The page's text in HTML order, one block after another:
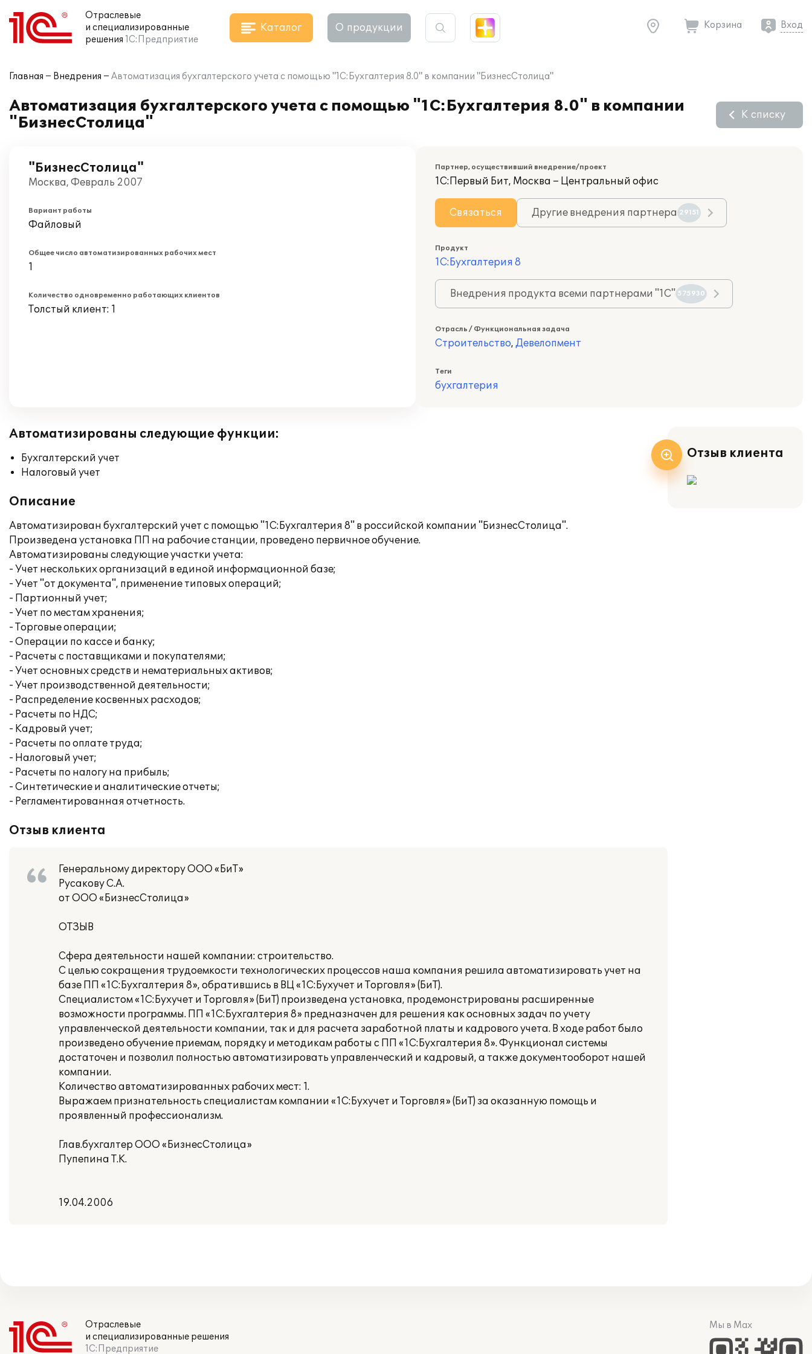
Отраслевые
и специализированные
решения 1С:Предприятие
Каталог О продукции Корзина Вход
Главная Внедрения Автоматизация бухгалтерского учета с помощью "1С:Бухгалтерия 8.0" в компании "БизнесСтолица"
Автоматизация бухгалтерского учета с помощью "1С:Бухгалтерия 8.0" в компании
"БизнесСтолица"
К списку
"БизнесСтолица"
Москва, Февраль 2007
Вариант работы
Файловый
Общее число автоматизированных рабочих мест
1
Количество одновременно работающих клиентов
Толстый клиент: 1
Партнер, осуществивший внедрение/проект
1С:Первый Бит, Москва – Центральный офис
Связаться Другие внедрения партнера 29151
Продукт
1С:Бухгалтерия 8
Внедрения продукта всеми партнерами "1С" 575930
Отрасль / Функциональная задача
Строительство, Девелопмент
Теги
бухгалтерия
Автоматизированы следующие функции:
Бухгалтерский учет
Налоговый учет
Описание
Автоматизирован бухгалтерский учет с помощью "1С:Бухгалтерия 8" в российской компании "БизнесСтолица".
Произведена установка ПП на рабочие станции, проведено первичное обучение.
Автоматизированы следующие участки учета:
- Учет нескольких организаций в единой информационной базе;
- Учет "от документа", применение типовых операций;
- Партионный учет;
- Учет по местам хранения;
- Торговые операции;
- Операции по кассе и банку;
- Расчеты с поставщиками и покупателями;
- Учет основных средств и нематериальных активов;
- Учет производственной деятельности;
- Распределение косвенных расходов;
- Расчеты по НДС;
- Кадровый учет;
- Расчеты по оплате труда;
- Налоговый учет;
- Расчеты по налогу на прибыль;
- Синтетические и аналитические отчеты;
- Регламентированная отчетность.
Отзыв клиента
Генеральному директору ООО «БиТ»
Русакову С.А.
от ООО «БизнесСтолица»
ОТЗЫВ
Сфера деятельности нашей компании: строительство.
С целью сокращения трудоемкости технологических процессов наша компания решила автоматизировать учет на
базе ПП «1С:Бухгалтерия 8», обратившись в ВЦ «1С:Бухучет и Торговля» (БиТ).
Специалистом «1С:Бухучет и Торговля» (БиТ) произведена установка, продемонстрированы расширенные
возможности программы. ПП «1С:Бухгалтерия 8» предназначен для решения как основных задач по учету
управленческой деятельности компании, так и для расчета заработной платы и кадрового учета. В ходе работ было
произведено обучение приемам, порядку и методикам работы с ПП «1С:Бухгалтерия 8». Функционал системы
достаточен и позволил полностью автоматизировать управленческий и кадровый, а также документооборот нашей
компании.
Количество автоматизированных рабочих мест: 1.
Выражаем признательность специалистам компании «1С:Бухучет и Торговля» (БиТ) за оказанную помощь и
проявленный профессионализм.
Глав.бухгалтер ООО «БизнесСтолица»
Пупепина Т.К.
19.04.2006
Отзыв клиента
Отраслевые
и специализированные решения
1С:Предприятие
Мы в Max